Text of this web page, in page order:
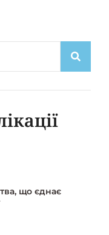
що єднає